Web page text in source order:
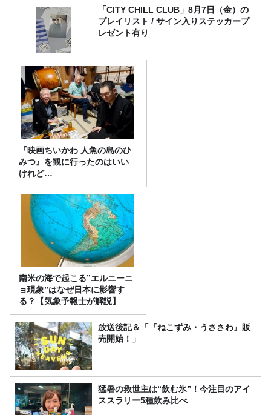
「CITY CHILL CLUB」8月7日（金）の
プレイリスト / サイン入りステッカープ
レゼント有り
『映画ちいかわ 人魚の島のひ
みつ』を観に行ったのはいい
けれど…
南米の海で起こる”エルニーニ
ョ現象”はなぜ日本に影響す
る？【気象予報士が解説】
放送後記＆「『ねこずみ・うささわ』販
売開始！」
猛暑の救世主は“飲む氷”！今注目のアイ
ススラリー5種飲み比べ